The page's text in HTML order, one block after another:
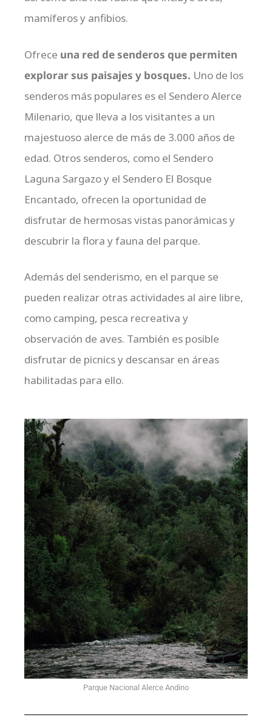
mamíferos y anfibios.
Ofrece una red de senderos que permiten
explorar sus paisajes y bosques. Uno de los
senderos más populares es el Sendero Alerce
Milenario, que lleva a los visitantes a un
majestuoso alerce de más de 3.000 años de
edad. Otros senderos, como el Sendero
Laguna Sargazo y el Sendero El Bosque
Encantado, ofrecen la oportunidad de
disfrutar de hermosas vistas panorámicas y
descubrir la flora y fauna del parque.
Además del senderismo, en el parque se
pueden realizar otras actividades al aire libre,
como camping, pesca recreativa y
observación de aves. También es posible
disfrutar de picnics y descansar en áreas
habilitadas para ello.
Parque Nacional Alerce Andino